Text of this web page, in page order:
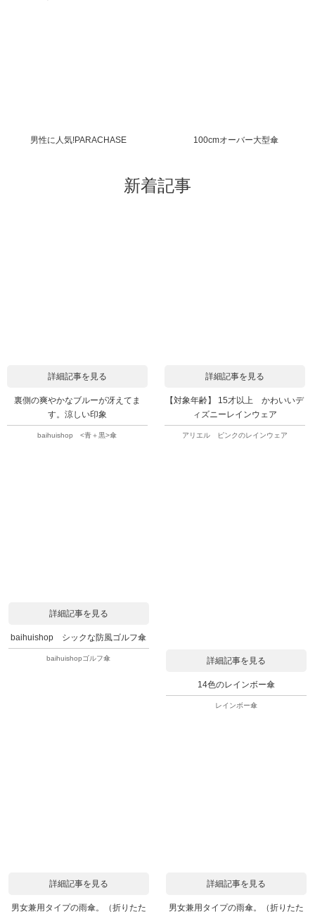
男性に人気!PARACHASE 100cmオーバー大型傘
新着記事
詳細記事を見る
裏側の爽やかなブルーが冴えてま
す。涼しい印象
baihuishop <青＋黒>傘
詳細記事を見る
【対象年齢】 15才以上 かわいいデ
ィズニーレインウェア
アリエル ピンクのレインウェア
詳細記事を見る
baihuishop シックな防風ゴルフ傘
baihuishopゴルフ傘 詳細記事を見る
14色のレインボー傘
レインボー傘
詳細記事を見る
男女兼用タイプの雨傘。（折りたた
詳細記事を見る
男女兼用タイプの雨傘。（折りたた